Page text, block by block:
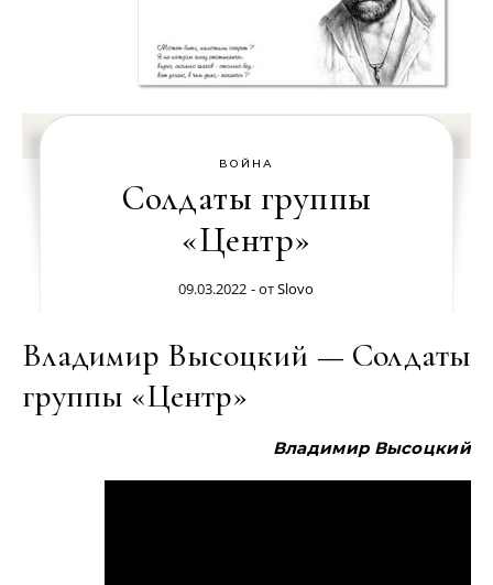
ВОЙНА
Солдаты группы
«Центр»
09.03.2022 - отSlovo
Владимир Высоцкий — Солдаты
группы «Центр»
Владимир Высоцкий